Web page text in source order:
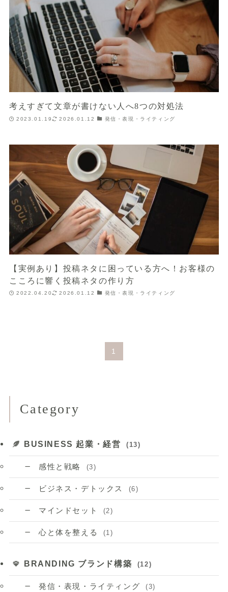
考えすぎて文章が書けない人へ8つの対処法
2023.01.19 2026.01.12 発信・表現・ライティング
【実例あり】投稿ネタに困っている方へ！お客様の
こころに響く投稿ネタの作り方
2022.04.20 2026.01.12 発信・表現・ライティング
1
Category
BUSINESS 起業・経営 (13)
感性と戦略 (3)
ビジネス・デトックス (6)
マインドセット (2)
心と体を整える (1)
BRANDING ブランド構築 (12)
発信・表現・ライティング (3)